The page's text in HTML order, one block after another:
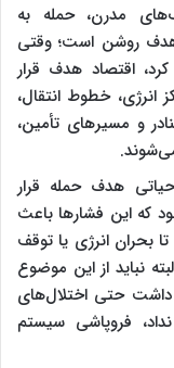
مدرن، حمله به
روشن است؛ وقتی
اقتصاد هدف قرار
انرژی، خطوط انتقال،
و مسیرهای تأمین،
هدف حمله قرار
که این فشارها باعث
تا بحران انرژی یا توقف
نباید از این موضوع
حتی اختلال‌های
فروپاشی سیستم